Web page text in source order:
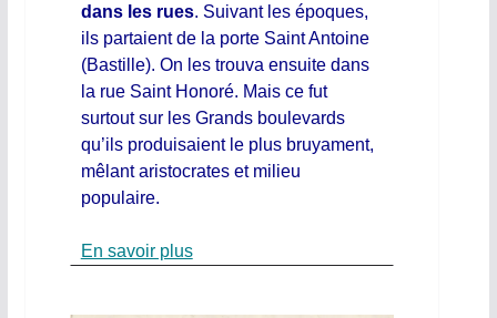
dans les rues. Suivant les époques,
ils partaient de la porte Saint Antoine
(Bastille). On les trouva ensuite dans
la rue Saint Honoré. Mais ce fut
surtout sur les Grands boulevards
qu’ils produisaient le plus bruyament,
mêlant aristocrates et milieu
populaire.
En savoir plus